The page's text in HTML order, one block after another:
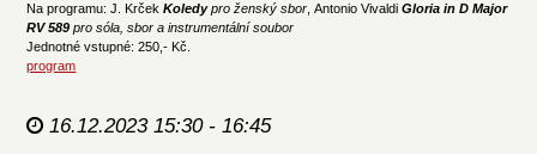
Na programu: J. Krček Koledypro ženský sbor, Antonio VivaldiGloria in D Major
RV 589 pro sóla, sbor a instrumentální soubor
Jednotné vstupné: 250,- Kč.
program
16.12.2023 15:30 - 16:45